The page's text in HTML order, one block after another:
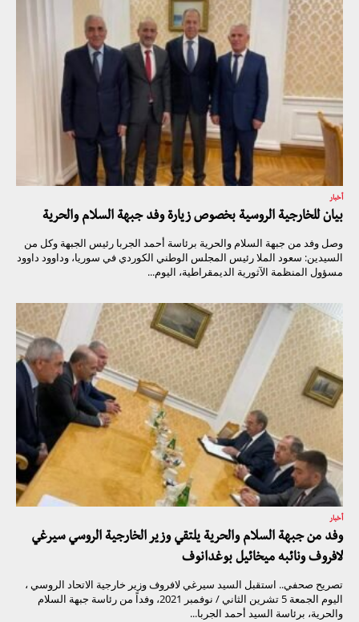
أخبار
بيان للخارجية الروسية بخصوص زيارة وفد جبهة السلام والحرية
وصل وفد من جبهة السلام والحرية برئاسة أحمد الجربا رئيس الجبهة وكل من
السيدين: سعود الملا رئيس المجلس الوطني الكوردي في سوريا، وداوود داوود
مسؤول المنظمة الآثورية الديمقراطية، اليوم...
أخبار
وفد من جبهة السلام والحرية يلتقي وزير الخارجية الروسي سيرغي
لافروف ونائبه ميخائيل بوغدانوف
تصريح صحفي.. استقبل السيد سيرغي لافروف وزير خارجية الاتحاد الروسي ،
اليوم الجمعة 5 تشرين الثاني / نوفمبر 2021، وفداً من رئاسة جبهة السلام
والحرية، برئاسة السيد أحمد الجربا...